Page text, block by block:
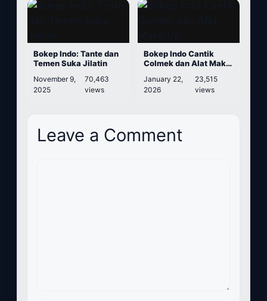
Bokep Indo: Tante dan
Temen Suka Jilatin
November 9,
2025
70,463
views
Bokep Indo Cantik
Colmek dan Alat Make
January 22,
2026
23,515
views
Leave a Comment